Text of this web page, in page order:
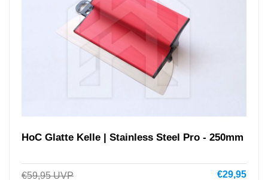
HoC Glatte Kelle | Stainless Steel Pro - 250mm
€59,95UVP €29,95